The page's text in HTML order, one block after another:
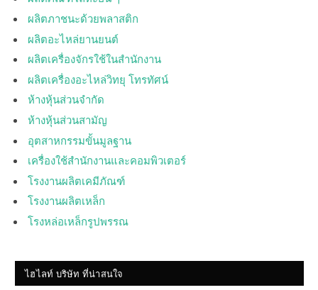
ผลิตภาชนะด้วยพลาสติก
ผลิตอะไหล่ยานยนต์
ผลิตเครื่องจักรใช้ในสำนักงาน
ผลิตเครื่องอะไหล่วิทยุ โทรทัศน์
ห้างหุ้นส่วนจำกัด
ห้างหุ้นส่วนสามัญ
อุตสาหกรรมขั้นมูลฐาน
เครื่องใช้สำนักงานและคอมพิวเตอร์
โรงงานผลิตเคมีภัณฑ์
โรงงานผลิตเหล็ก
โรงหล่อเหล็กรูปพรรณ
ไฮไลท์ บริษัท ที่น่าสนใจ